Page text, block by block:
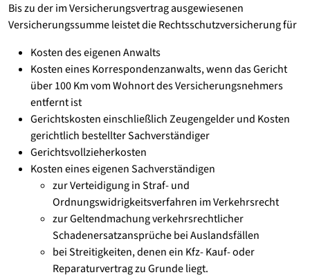
Bis zu der im Versicherungsvertrag ausgewiesenen
Versicherungssumme leistet die Rechtsschutzversicherung für
Kosten des eigenen Anwalts
Kosten eines Korrespondenzanwalts, wenn das Gericht
über 100 Km vom Wohnort des Versicherungsnehmers
entfernt ist
Gerichtskosten einschließlich Zeugengelder und Kosten
gerichtlich bestellter Sachverständiger
Gerichtsvollzieherkosten
Kosten eines eigenen Sachverständigen
zur Verteidigung in Straf- und
Ordnungswidrigkeitsverfahren im Verkehrsrecht
zur Geltendmachung verkehrsrechtlicher
Schadenersatzansprüche bei Auslandsfällen
bei Streitigkeiten, denen ein Kfz- Kauf- oder
Reparaturvertrag zu Grunde liegt.